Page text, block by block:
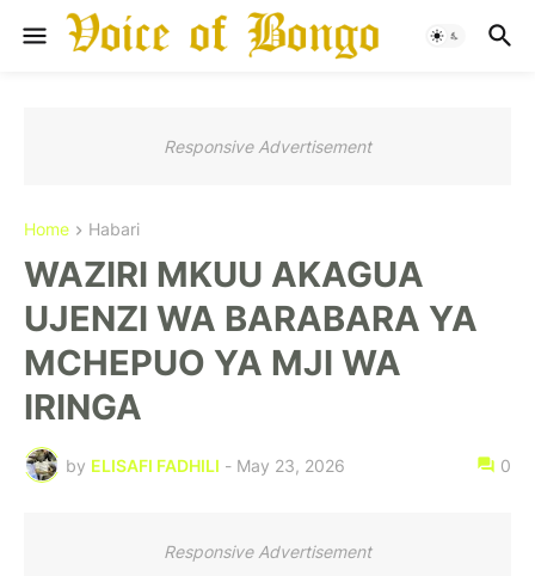
Responsive Advertisement
Home Habari
WAZIRI MKUU AKAGUA
UJENZI WA BARABARA YA
MCHEPUO YA MJI WA
IRINGA
by ELISAFI FADHILI - May 23, 2026 0
Responsive Advertisement